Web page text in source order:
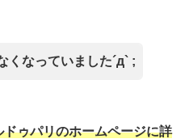
くなっていました´д` ;
ゥパリのホームページに詳